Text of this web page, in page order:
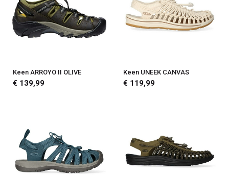
Keen ARROYO II OLIVE
€ 139,99
Keen UNEEK CANVAS
€ 119,99